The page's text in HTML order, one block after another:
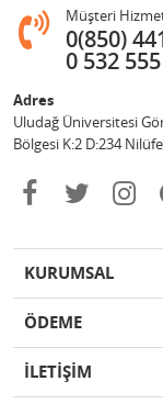
Müşteri
0(850)
0 532
Adres
Uludağ Üniversitesi
Bölgesi K:2 D:234
KURUMSAL
ÖDEME
İLETİŞİM